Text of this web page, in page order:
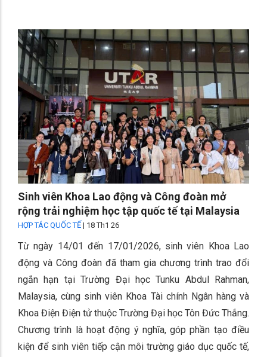
Sinh viên Khoa Lao động và Công đoàn mở
rộng trải nghiệm học tập quốc tế tại Malaysia
HỢP TÁC QUỐC TẾ | 18 Th1 26
Từ ngày 14/01 đến 17/01/2026, sinh viên Khoa Lao
động và Công đoàn đã tham gia chương trình trao đổi
ngắn hạn tại Trường Đại học Tunku Abdul Rahman,
Malaysia, cùng sinh viên Khoa Tài chính Ngân hàng và
Khoa Điện Điện tử thuộc Trường Đại học Tôn Đức Thắng.
Chương trình là hoạt động ý nghĩa, góp phần tạo điều
kiện để sinh viên tiếp cận môi trường giáo dục quốc tế,